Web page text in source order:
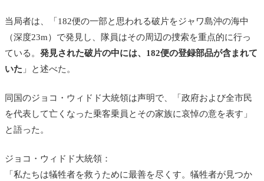
当局者は、「182便の一部と思われる破片をジャワ島沖の海中
（深度23m）で発見し、隊員はその周辺の捜索を重点的に行っ
ている。 発見された破片の中には、182便の登録部品が含まれて
いた 」と述べた。
同国のジョコ・ウィドド大統領は声明で、「政府および全市民
を代表して亡くなった乗客乗員とその家族に哀悼の意を表す」
と語った。
ジョコ・ウィドド大統領：
「私たちは犠牲者を救うために最善を尽くす。犠牲者が見つか